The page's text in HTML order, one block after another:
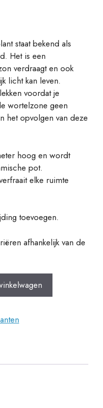
staat bekend als
Het is een
verdraagt en ook
licht kan leven.
voordat je
wortelzone geen
het opvolgen van deze
hoog en wordt
pot.
elke ruimte
toevoegen.
afhankelijk van de